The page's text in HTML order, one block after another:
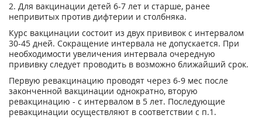
2. Для вакцинации детей 6-7 лет и старше, ранее
непривитых против дифтерии и столбняка.
Курс вакцинации состоит из двух при­вивок с интервалом
30-45 дней. Сокращение интервала не допускается. При
необходимости увеличения интервала очередную
прививку следует проводить в возможно ближайший срок.
Первую ревакцинацию проводят через 6-9 мес после
законченной вакцинации однократно, вторую
ревакцинацию - с интервалом в 5 лет. Последующие
ревакцинации осуществляют в соответствии с п.1.